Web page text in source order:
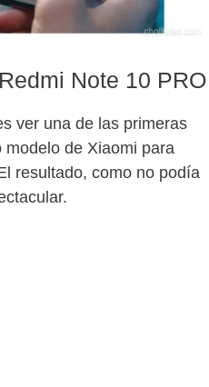
Note 10 PRO
ver una de las primeras
de Xiaomi para
resultado, como no podía